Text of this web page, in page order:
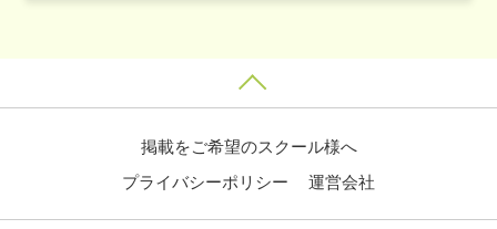
掲載をご希望のスクール様へ
プライバシーポリシー
運営会社